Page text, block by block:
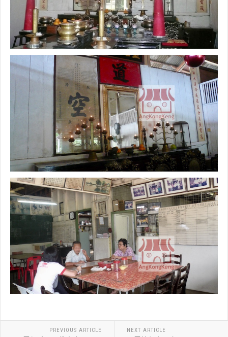
PREVIOUS ARTICLE NEXT ARTICLE